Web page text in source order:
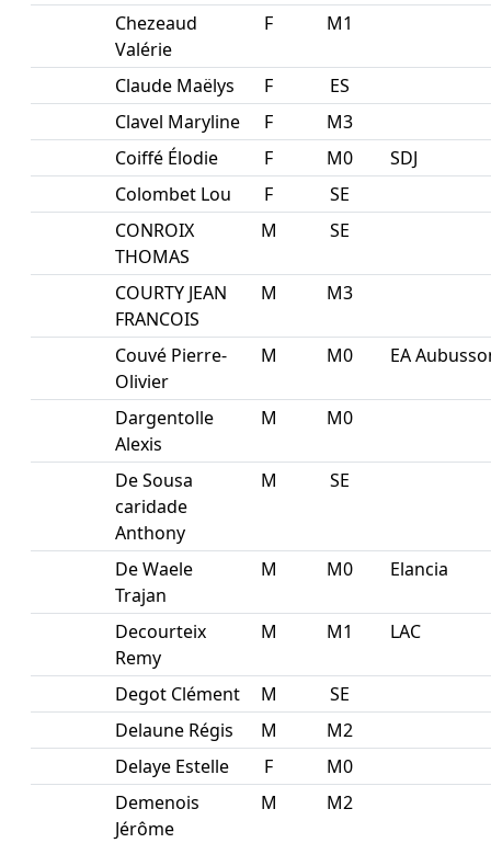
Chezeaud
Valérie
F M1
Claude Maëlys F
ES
Clavel Maryline
F
M3
Coiffé Élodie
F M0
SDJ
Colombet Lou
F
SE
CONROIX
THOMAS
M SE
COURTY JEAN
FRANCOIS
M M3
Couvé Pierre-
Olivier
M M0 EA
Dargentolle
Alexis
M M0
De Sousa
caridade
Anthony
M SE
De Waele
Trajan
M M0 Elancia
Decourteix
Remy
M M1 LAC
Degot Clément M
SE
Delaune Régis
M
M2
Delaye Estelle
F
M0
Demenois
Jérôme
M M2